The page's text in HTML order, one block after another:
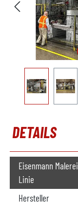
DETAILS
Eisenmann Malerei
Linie
Hersteller